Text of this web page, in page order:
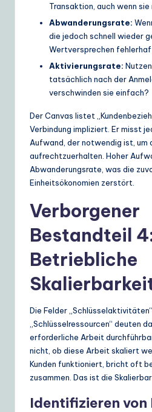
Transaktion, auch wenn sie
Abwanderungsrate:
die jedoch schnell wieder
Wertversprechen
Aktivierungsrate:
tatsächlich nach der
verschwinden sie einfach?
Der Canvas listet
Verbindung impliziert. Er misst
Aufwand, der notwendig ist, um
aufrechtzuerhalten. Hoher
Abwanderungsrate, was die
Einheitsökonomien zerstört.
Verborgener
Bestandteil
Betriebliche
Die Felder
„Schlüsselressourcen“ deuten
erforderliche Arbeit
nicht, ob diese Arbeit skaliert
Kunden funktioniert, bricht oft
zusammen. Das ist die
Identifizieren von